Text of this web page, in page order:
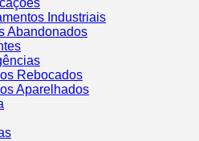
Industriais
Abandonados
Rebocados
Aparelhados